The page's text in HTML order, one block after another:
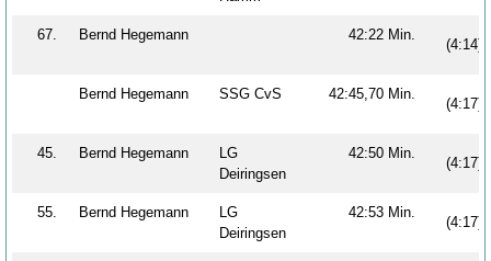
67. Bernd Hegemann 42:22 Min.
(4:14)
Bernd Hegemann SSG CvS 42:45,70 Min.
(4:17)
45. Bernd Hegemann
LG
Deiringsen
42:50 Min.
(4:17)
55. Bernd Hegemann
LG
Deiringsen
42:53 Min.
(4:17)